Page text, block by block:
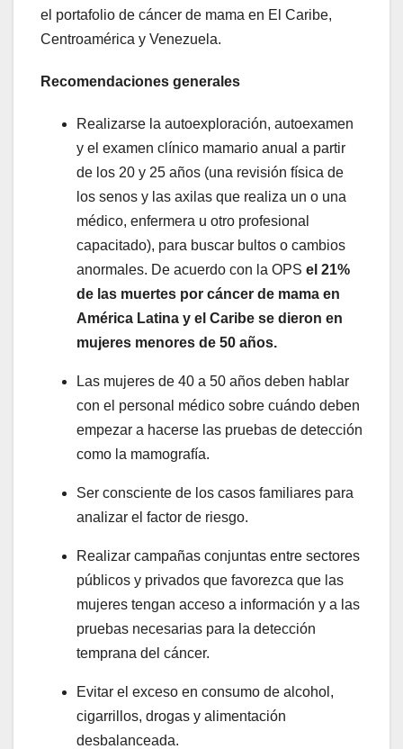
el portafolio de cáncer de mama en El Caribe,
Centroamérica y Venezuela.
Recomendaciones generales
Realizarse la autoexploración, autoexamen
y el examen clínico mamario anual a partir
de los 20 y 25 años (una revisión física de
los senos y las axilas que realiza un o una
médico, enfermera u otro profesional
capacitado), para buscar bultos o cambios
anormales. De acuerdo con la OPS el 21%
de las muertes por cáncer de mama en
América Latina y el Caribe se dieron en
mujeres menores de 50 años.
Las mujeres de 40 a 50 años deben hablar
con el personal médico sobre cuándo deben
empezar a hacerse las pruebas de detección
como la mamografía.
Ser consciente de los casos familiares para
analizar el factor de riesgo.
Realizar campañas conjuntas entre sectores
públicos y privados que favorezca que las
mujeres tengan acceso a información y a las
pruebas necesarias para la detección
temprana del cáncer.
Evitar el exceso en consumo de alcohol,
cigarrillos, drogas y alimentación
desbalanceada.